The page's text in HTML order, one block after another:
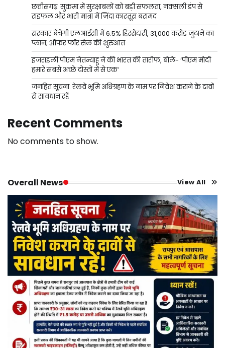
छत्तीसगढ़: सुकमा में सुरक्षाबलों को बड़ी सफलता, नक्सली डंप से
राइफल और भारी मात्रा में जिंदा कारतूस बरामद
सरकार बेचेगी एलआईसी में 6.5% हिस्सेदारी, 31,000 करोड़ जुटाने का
प्लान; ऑफर फॉर सेल की शुरुआत
इजराइली पीएम नेतन्याहू ने की भारत की तारीफ, बोले- ‘पीएम मोदी
हमारे सबसे अच्छे दोस्तों में से एक’
जनहित सूचना: रेलवे भूमि अधिग्रहण के नाम पर निवेश कराने के दावों
से सावधान रहें
Recent Comments
No comments to show.
Overall News View All